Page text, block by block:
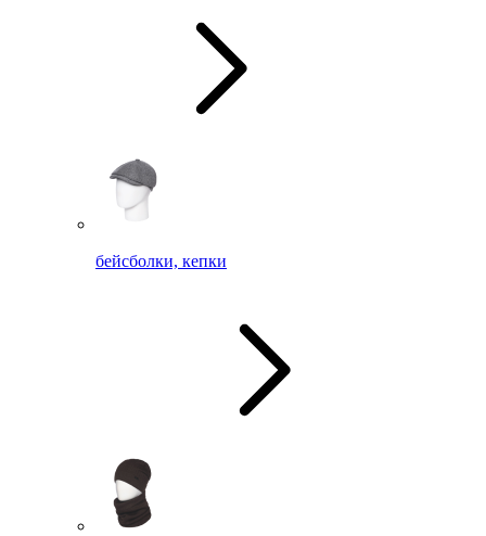
бейсболки, кепки